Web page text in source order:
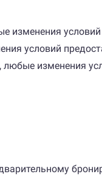
изменения
условий
изменения